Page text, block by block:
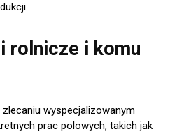
rolnicze i komu
zlecaniu wyspecjalizowanym
prac polowych, takich jak